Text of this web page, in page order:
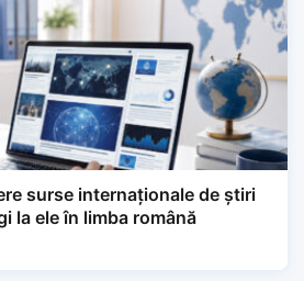
surse internaționale de știri
la ele în limba română